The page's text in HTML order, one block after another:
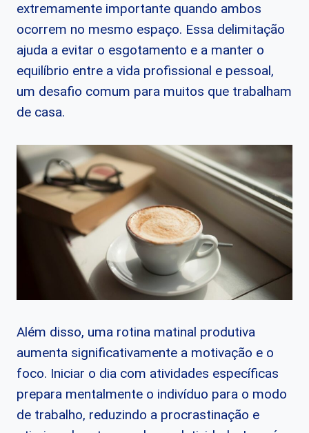
extremamente importante quando ambos
ocorrem no mesmo espaço. Essa delimitação
ajuda a evitar o esgotamento e a manter o
equilíbrio entre a vida profissional e pessoal,
um desafio comum para muitos que trabalham
de casa.
Além disso, uma rotina matinal produtiva
aumenta significativamente a motivação e o
foco. Iniciar o dia com atividades específicas
prepara mentalmente o indivíduo para o modo
de trabalho, reduzindo a procrastinação e